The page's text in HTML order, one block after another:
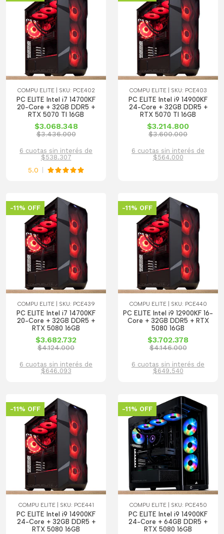
COMPU ELITE | SKU: PCE402
PC ELITE Intel i7 14700KF
20-Core + 32GB DDR5 +
RTX 5070 TI 16GB
$3.068.348
$3.436.000
6 cuotas sin interés de
$538.307
5.0
COMPU ELITE | SKU: PCE403
PC ELITE Intel i9 14900KF
24-Core + 32GB DDR5 +
RTX 5070 TI 16GB
$3.214.800
$3.600.000
6 cuotas sin interés de
$564.000
-11% OFF
COMPU ELITE | SKU: PCE439
PC ELITE Intel i7 14700KF
20-Core + 32GB DDR5 +
RTX 5080 16GB
$3.682.732
$4.124.000
6 cuotas sin interés de
$646.093
-11% OFF
COMPU ELITE | SKU: PCE440
PC ELITE Intel i9 12900KF 16-
Core + 32GB DDR5 + RTX
5080 16GB
$3.702.378
$4.146.000
6 cuotas sin interés de
$649.540
-11% OFF
COMPU ELITE | SKU: PCE441
PC ELITE Intel i9 14900KF
24-Core + 32GB DDR5 +
RTX 5080 16GB
-11% OFF
COMPU ELITE | SKU: PCE450
PC ELITE Intel i9 14900KF
24-Core + 64GB DDR5 +
RTX 5080 16GB